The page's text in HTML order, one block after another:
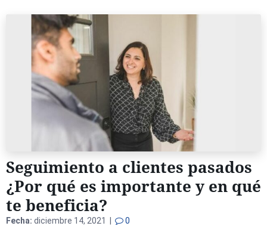
Seguimiento a clientes pasados
¿Por qué es importante y en qué
te beneficia?
Fecha: diciembre 14, 2021 | 0